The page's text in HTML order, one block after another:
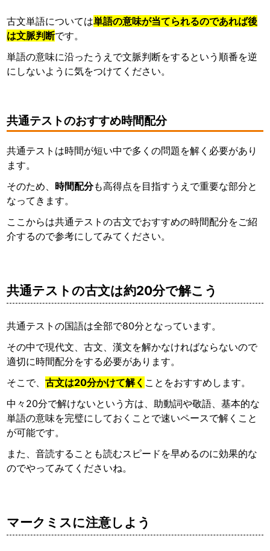
古文単語については単語の意味が当てられるのであれば後
は文脈判断です。
単語の意味に沿ったうえで文脈判断をするという順番を逆
にしないように気をつけてください。
共通テストのおすすめ時間配分
共通テストは時間が短い中で多くの問題を解く必要があり
ます。
そのため、 時間配分も高得点を目指すうえで重要な部分と
なってきます。
ここからは共通テストの古文でおすすめの時間配分をご紹
介するので参考にしてみてください。
共通テストの古文は約20分で解こう
共通テストの国語は全部で80分となっています。
その中で現代文、古文、漢文を解かなければならないので
適切に時間配分をする必要があります。
そこで、古文は20分かけて解く ことをおすすめします。
中々20分で解けないという方は、助動詞や敬語、基本的な
単語の意味を完璧にしておくことで速いペースで解くこと
が可能です。
また、音読することも読むスピードを早めるのに効果的な
のでやってみてくださいね。
マークミスに注意しよう